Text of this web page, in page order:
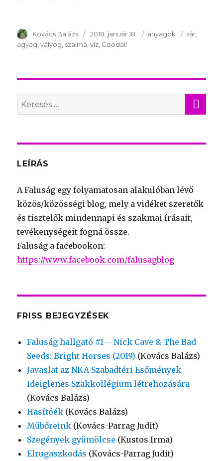
Szerző
Kovács Balázs Publikálva
2018. január 18. Témakör
anyagok
sár
agyag vályog szalma víz Goodall
Search
for:
LEÍRÁS
A Faluság egy folyamatosan alakulóban lévő
közös/közösségi blog, mely a vidéket szeretők
és tisztelők mindennapi és szakmai írásait,
tevékenységeit fogná össze.
Faluság a facebookon:
https://www.facebook.com/falusagblog
FRISS BEJEGYZÉSEK
Faluság hallgató #1 – Nick Cave & The Bad
Seeds: Bright Horses (2019) (Kovács Balázs)
Javaslat az NKA Szabadtéri Esőmények
Ideiglenes Szakkollégium létrehozására
(Kovács Balázs)
Hasítóék (Kovács Balázs)
Műbőreink (Kovács-Parrag Judit)
Szegények gyümölcse (Kustos Irma)
Elrugaszkodás (Kovács-Parrag Judit)